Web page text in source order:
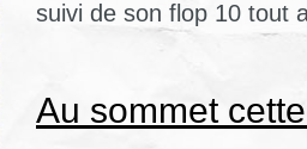
suivi de son flop 10 tout
Au sommet